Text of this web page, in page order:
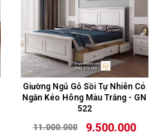
Giường Ngủ Gỗ Sồi Tự Nhiên Có
Ngăn Kéo Hông Màu Trắng - GN
522
11.000.000
9.500.000